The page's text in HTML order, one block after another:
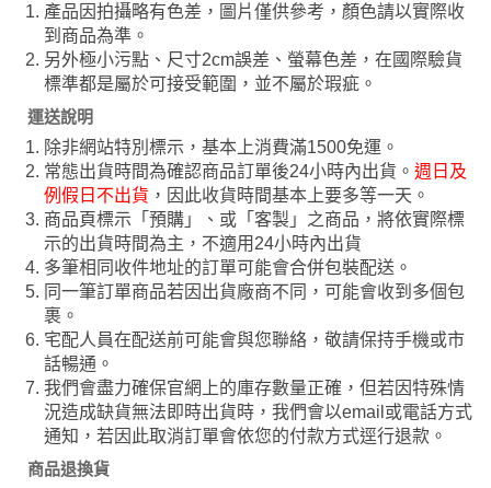
產品因拍攝略有色差，圖片僅供參考，顏色請以實際收
到商品為準。
另外極小污點、尺寸2cm誤差、螢幕色差，在國際驗貨
標準都是屬於可接受範圍，並不屬於瑕疵。
運送說明
除非網站特別標示，基本上消費滿1500免運。
常態出貨時間為確認商品訂單後24小時內出貨。 週日及
例假日不出貨 ，因此收貨時間基本上要多等一天。
商品頁標示「預購」、或「客製」之商品，將依實際標
示的出貨時間為主，不適用24小時內出貨
多筆相同收件地址的訂單可能會合併包裝配送。
同一筆訂單商品若因出貨廠商不同，可能會收到多個包
裹。
宅配人員在配送前可能會與您聯絡，敬請保持手機或市
話暢通。
我們會盡力確保官網上的庫存數量正確，但若因特殊情
況造成缺貨無法即時出貨時，我們會以email或電話方式
通知，若因此取消訂單會依您的付款方式逕行退款。
商品退換貨